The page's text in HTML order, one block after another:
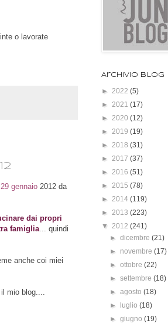
o lavorate
gennaio 2012 da
dai propri
famiglia ... quindi
anche coi miei
mio blog....
Archivio blog
► 2022 (5)
► 2021 (17)
► 2020 (12)
► 2019 (19)
► 2018 (31)
► 2017 (37)
► 2016 (51)
► 2015 (78)
► 2014 (119)
► 2013 (223)
▼ 2012 (241)
►dicembre(21)
► novembre(17)
►ottobre(22)
►settembre(18)
►agosto(18)
►
luglio(18)
►giugno(19)